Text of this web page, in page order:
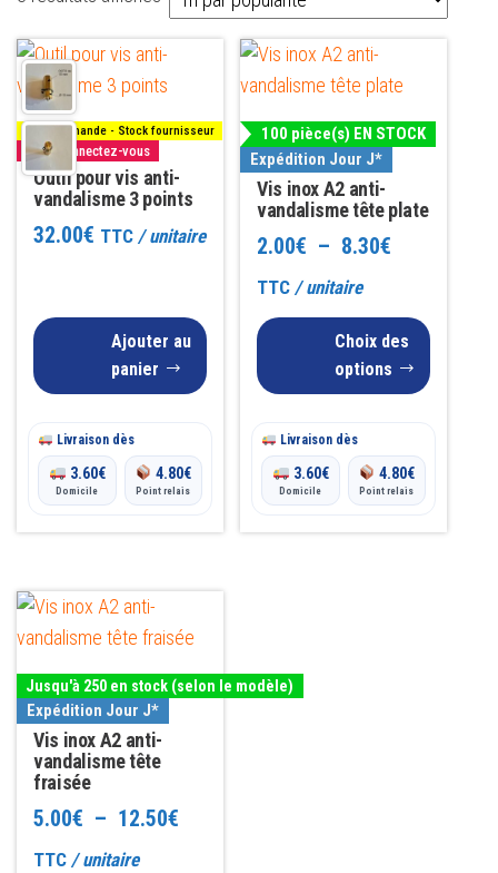
par
popularité
Sur commande - Stock fournisseur
Pro : Connectez-vous
Outil pour vis anti-
vandalisme 3 points
32.00€ TTC / unitaire
Ajouter au
panier
Livraison dès
3.60€
Domicile
4.80€
Point relais
100 pièce(s) EN STOCK
Expédition Jour J*
Vis inox A2 anti-
vandalisme tête plate
2.00€ – 8.30€Plage
prix :
2.00€
TTC/ unitaire
Choix des
options
Ce
produit
plusieurs
variations.
Les
options
choisies
produit
Livraison dès
3.60€
Domicile
4.80€
Point relais
Jusqu'à 250 en stock (selon le modèle)
Expédition Jour J*
Vis inox A2 anti-
vandalisme tête
fraisée
5.00€ – 12.50€
TTC / unitaire
Ce
produit
a
plusieurs
variations.
Les
options
peuvent
être